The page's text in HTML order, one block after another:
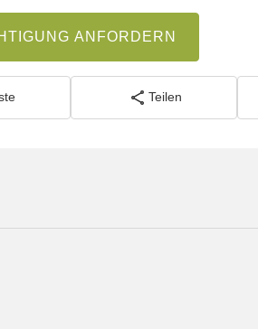
ANFORDERN
Teilen